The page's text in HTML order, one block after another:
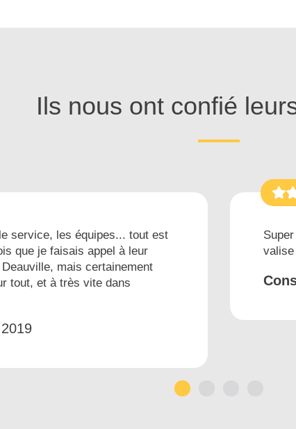
Ils nous ont confié
service, les équipes... tout est
que je faisais appel à leur
mais certainement
tout, et à très vite dans
valise